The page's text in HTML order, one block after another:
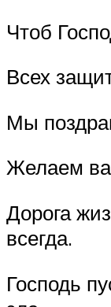
Чтоб
Всех
Мы
Желаем
Дорога
всегда.
Господь